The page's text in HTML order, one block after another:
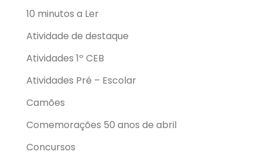
10 minutos a Ler
Atividade de destaque
Atividades 1º CEB
Atividades Pré – Escolar
Camões
Comemorações 50 anos de abril
Concursos